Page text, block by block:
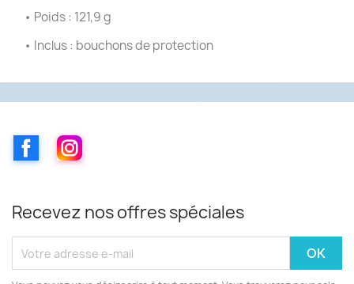
• Poids : 121,9 g
• Inclus : bouchons de protection
FacebookInstagram
Recevez nos offres spéciales